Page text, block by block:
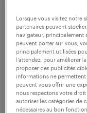
infirmier de (f/h)
lannion,
intérim
14,00 € par
Lorsque vous visitez notre
partenaires peuvent
navigateur, principalement
peuvent porter sur vous,
principalement utilisées
l’attendez, pour améliorer
proposer des publicités
informations ne
peuvent vous offrir une
nous respectons votre
autoriser les catégories de
nécessaires au bon